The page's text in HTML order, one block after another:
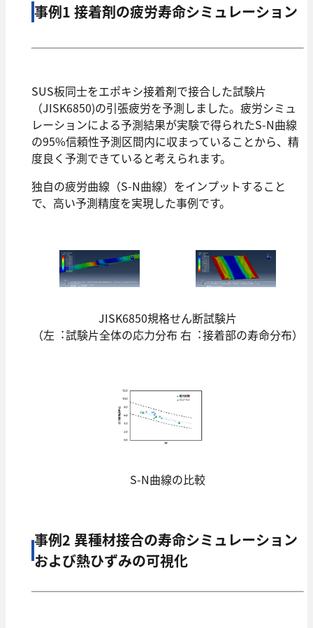
事例1 接着剤の疲労寿命シミュレーション
SUS板同⼠をエポキシ接着剤で接合した試験⽚
（JISK6850)の引張疲労を予測しました。疲労シミュ
レーションによる予測結果が実験で得られたS-N曲線
の95%信頼性予測区間内に収まっていることから、精
度良く予測できていると考えられます。
独⾃の疲労曲線（S-N曲線）をインプットすること
で、⾼い予測精度を実現した事例です。
JISK6850規格せん断試験⽚
（左︓試験⽚全体の応⼒分布 右︓接着部の寿命分布）
S-N曲線の⽐較
事例2 異種材接合の寿命シミュレーション
および熱ひずみの可視化